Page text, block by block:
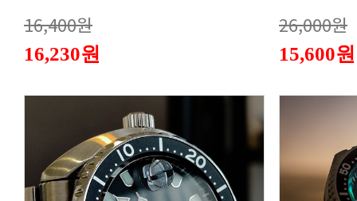
16,400원
16,230원
26,000원
15,600원